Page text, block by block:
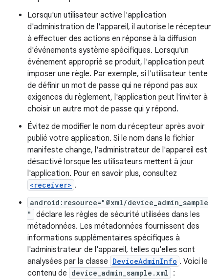
Lorsqu'un utilisateur active l'application
d'administration de l'appareil, il autorise le récepteur
à effectuer des actions en réponse à la diffusion
d'événements système spécifiques. Lorsqu'un
événement approprié se produit, l'application peut
imposer une règle. Par exemple, si l'utilisateur tente
de définir un mot de passe qui ne répond pas aux
exigences du règlement, l'application peut l'inviter à
choisir un autre mot de passe qui y répond.
Évitez de modifier le nom du récepteur après avoir
publié votre application. Si le nom dans le fichier
manifeste change, l'administrateur de l'appareil est
désactivé lorsque les utilisateurs mettent à jour
l'application. Pour en savoir plus, consultez
<receiver> .
android:resource="@xml/device_admin_sample
"
déclare les règles de sécurité utilisées dans les
métadonnées. Les métadonnées fournissent des
informations supplémentaires spécifiques à
l'administrateur de l'appareil, telles qu'elles sont
analysées par la classe DeviceAdminInfo . Voici le
contenu de device_admin_sample.xml :